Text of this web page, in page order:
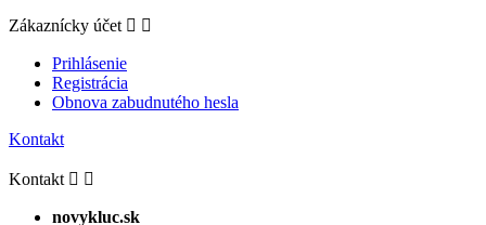
Zákaznícky účet  
Prihlásenie
Registrácia
Obnova zabudnutého hesla
Kontakt
Kontakt  
novykluc.sk